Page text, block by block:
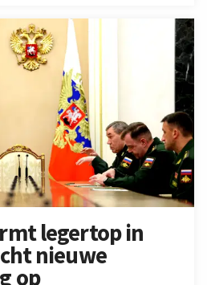
legertop in
nieuwe
op